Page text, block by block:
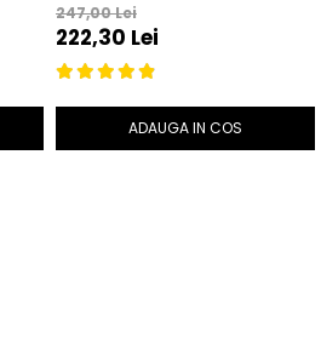
Solara SPF30 200ml - Sun
Protect Spray SPF30 –
Bruno Vassari
247,00 Lei
222,30 Lei
ADAUGA IN COS